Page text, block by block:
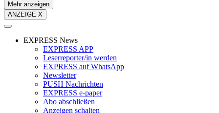
Mehr anzeigen
ANZEIGE X
EXPRESS News
EXPRESS APP
Leserreporter/in werden
EXPRESS auf WhatsApp
Newsletter
PUSH Nachrichten
EXPRESS e-paper
Abo abschließen
Anzeigen schalten